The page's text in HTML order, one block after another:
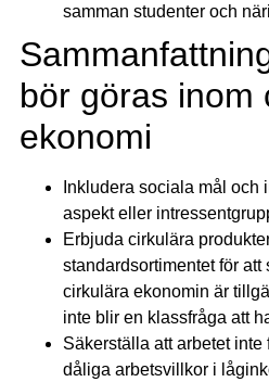
samman studenter och
bör göras inom
ekonomi
Inkludera sociala mål och
aspekt eller
Erbjuda cirkulära
standardsortimentet för att
cirkulära ekonomin är
inte blir en klassfråga att
Säkerställa att arbetet inte
dåliga arbetsvillkor i